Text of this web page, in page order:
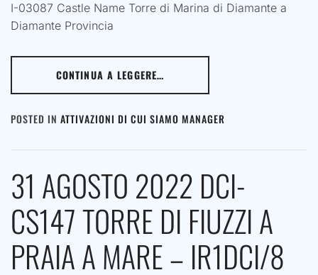
I-03087 Castle Name Torre di Marina di Diamante a
Diamante Provincia
CONTINUA A LEGGERE…
POSTED IN ATTIVAZIONI DI CUI SIAMO MANAGER
31 AGOSTO 2022 DCI-
CS147 TORRE DI FIUZZI A
PRAIA A MARE – IR1DCI/8